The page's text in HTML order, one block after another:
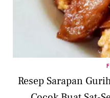
Resep Sarapan